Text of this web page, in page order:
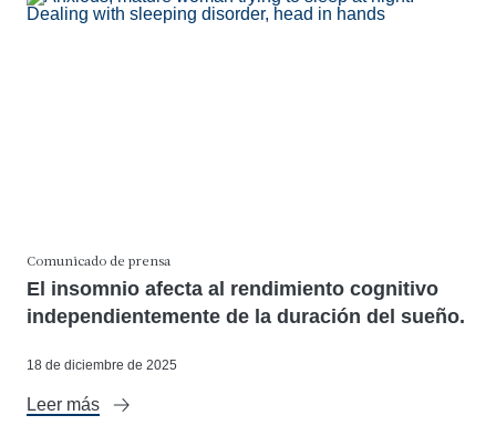
Comunicado de prensa
El insomnio afecta al rendimiento cognitivo
independientemente de la duración del sueño.
18 de diciembre de 2025
Leer más